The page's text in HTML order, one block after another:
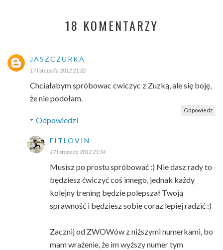
18 KOMENTARZY
JASZCZURKA
17 listopada 2012 21:32
Chciałabym spróbowac cwiczyc z Zuzką, ale się boję,
że nie podołam.
Odpowiedz
Odpowiedzi
FITLOVIN
17 listopada 2012 21:34
Musisz po prostu spróbować :) Nie dasz rady to
będziesz ćwiczyć coś innego, jednak każdy
kolejny trening będzie polepszał Twoją
sprawność i będziesz sobie coraz lepiej radzić :)
Zacznij od ZWOWów z niższymi numerkami, bo
mam wrażenie, że im wyższy numer tym